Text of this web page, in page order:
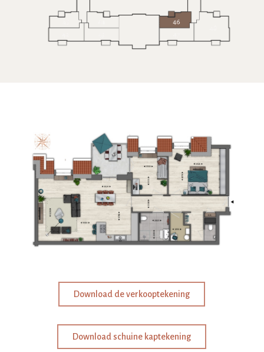
Download de verkooptekening
Download schuine kaptekening